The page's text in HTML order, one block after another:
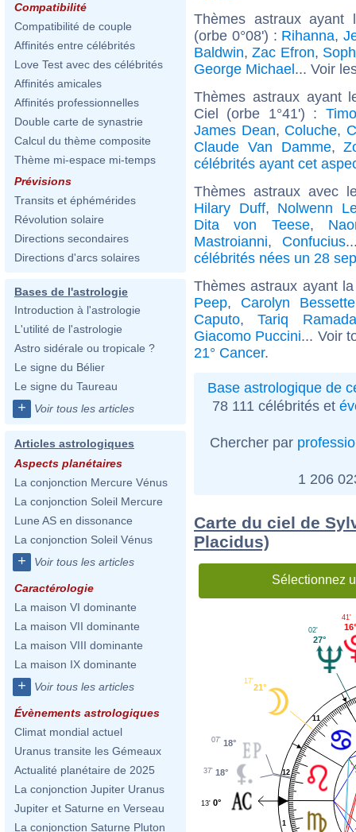
Compatibilité
Compatibilité de couple
Affinités entre célébrités
Love Test avec des célébrités
Affinités amicales
Affinités professionnelles
Double carte de synastrie
Calcul du thème composite
Thème mi-espace mi-temps
Prévisions
Transits et éphémérides
Révolution solaire
Directions secondaires
Directions d'arcs solaires
Bases de l'astrologie
Introduction à l'astrologie
L'utilité de l'astrologie
Astro sidérale ou tropicale ?
Le signe du Bélier
Le signe du Taureau
+ Voir tous les articles
Articles astrologiques
Aspects planétaires
La conjonction Mercure Vénus
La conjonction Soleil Mercure
Lune AS en dissonance
La conjonction Soleil Vénus
+ Voir tous les articles
Caractérologie
La maison VI dominante
La maison VII dominante
La maison VIII dominante
La maison IX dominante
+ Voir tous les articles
Évènements astrologiques
Climat mondial actuel
Uranus transite les Gémeaux
Actualité planétaire de 2025
La conjonction Jupiter Uranus
Jupiter et Saturne en Verseau
La conjonction Saturne Pluton
Thèmes astraux ayant
(orbe 0°08') : Rihanna,
Baldwin,Zac Efron,
George Michael... Voir
Thèmes astraux ayant
Ciel (orbe 1°41') :
James Dean, Coluche,
Claude Van Damme,
célébrités ayant cet
Thèmes astraux avec
Hilary Duff, Nolwenn
Dita von Teese,
Mastroianni, Confucius
célébrités nées un 28
Thèmes astraux ayant
Peep, Carolyn
Caputo,Tariq
Giacomo Puccini... Voir
21° Cancer.
Base astrologique de
78 111 célébrités et
Chercher par
1 206
Carte du ciel de
Placidus)
Sélectionnez
1
11
12
16°
41'
27°
02'
21°
17'
18°
07'
18°
37'
0°
13'